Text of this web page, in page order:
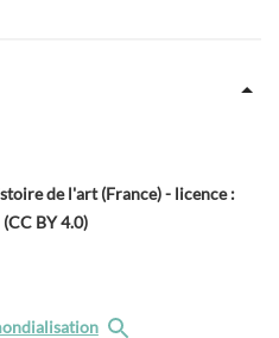
de l'art (France) - licence :
BY 4.0)